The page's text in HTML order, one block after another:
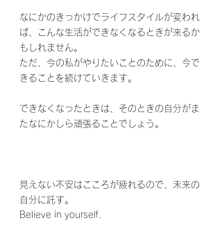
なにかのきっかけでライフスタイルが変われ
ば、こんな生活ができなくなるときが来るか
もしれません。
ただ、今の私がやりたいことのために、今で
きることを続けていきます。
できなくなったときは、そのときの自分がま
たなにかしら頑張ることでしょう。
見えない不安はこころが疲れるので、未来の
自分に託す。
Believe in yourself.